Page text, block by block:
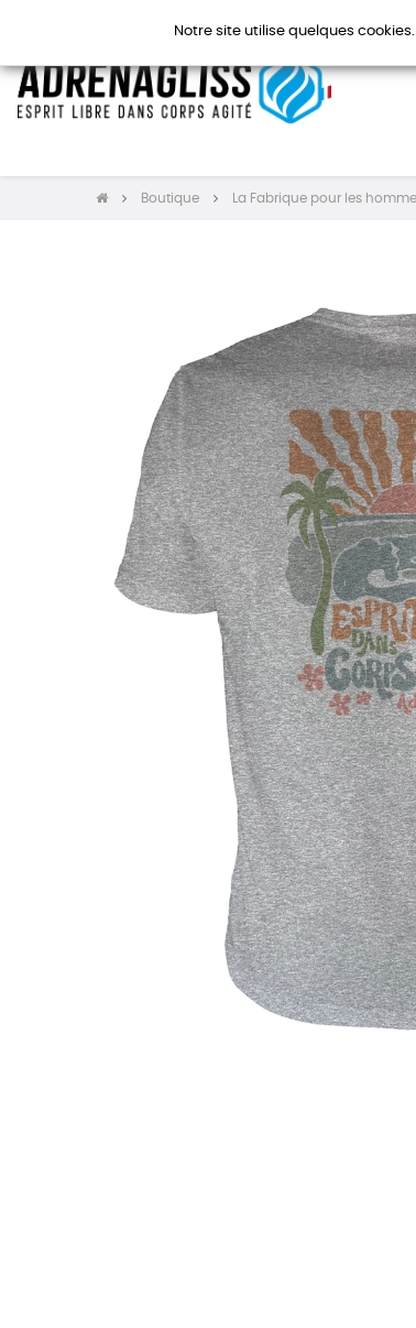
Boutique La Fabrique pour les
Notre site utilise quelques